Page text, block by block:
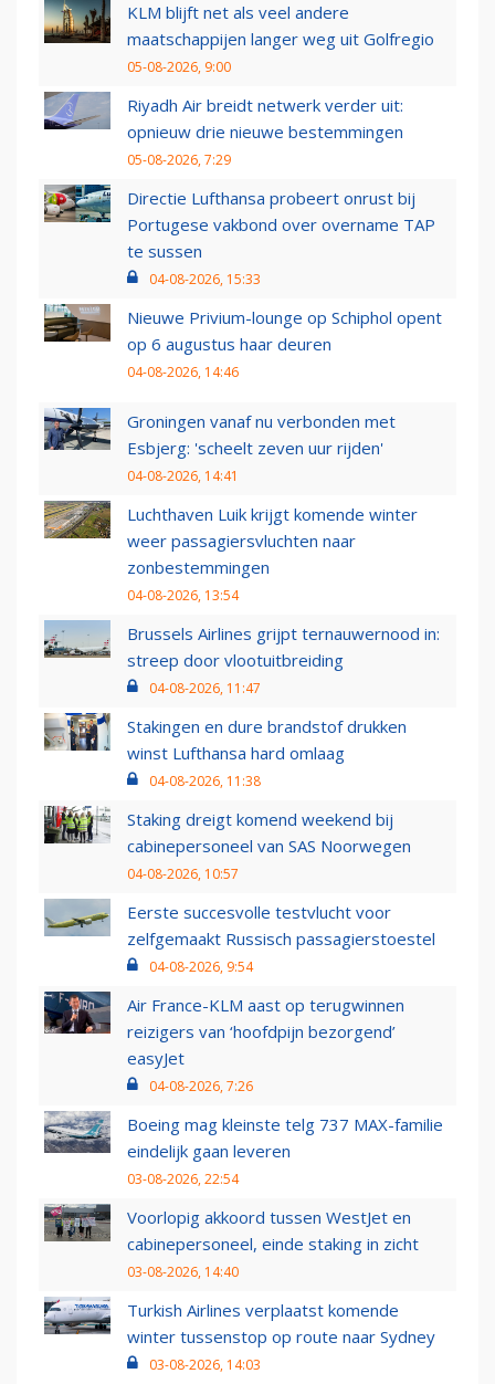
KLM blijft net als veel andere
maatschappijen langer weg uit Golfregio
05-08-2026, 9:00
Riyadh Air breidt netwerk verder uit:
opnieuw drie nieuwe bestemmingen
05-08-2026, 7:29
Directie Lufthansa probeert onrust bij
Portugese vakbond over overname TAP
te sussen
04-08-2026, 15:33
Nieuwe Privium-lounge op Schiphol opent
op 6 augustus haar deuren
04-08-2026, 14:46
Groningen vanaf nu verbonden met
Esbjerg: 'scheelt zeven uur rijden'
04-08-2026, 14:41
Luchthaven Luik krijgt komende winter
weer passagiersvluchten naar
zonbestemmingen
04-08-2026, 13:54
Brussels Airlines grijpt ternauwernood in:
streep door vlootuitbreiding
04-08-2026, 11:47
Stakingen en dure brandstof drukken
winst Lufthansa hard omlaag
04-08-2026, 11:38
Staking dreigt komend weekend bij
cabinepersoneel van SAS Noorwegen
04-08-2026, 10:57
Eerste succesvolle testvlucht voor
zelfgemaakt Russisch passagierstoestel
04-08-2026, 9:54
Air France-KLM aast op terugwinnen
reizigers van ‘hoofdpijn bezorgend’
easyJet
04-08-2026, 7:26
Boeing mag kleinste telg 737 MAX-familie
eindelijk gaan leveren
03-08-2026, 22:54
Voorlopig akkoord tussen WestJet en
cabinepersoneel, einde staking in zicht
03-08-2026, 14:40
Turkish Airlines verplaatst komende
winter tussenstop op route naar Sydney
03-08-2026, 14:03